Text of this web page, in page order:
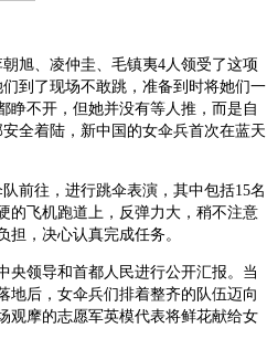
旭、凌仲圭、毛镇夷4人领受了这项
到了现场不敢跳，准备到时将她们一
睁不开，但她并没有等人推，而是自
全着陆，新中国的女伞兵首次在蓝天
前往，进行跳伞表演，其中包括15名
的飞机跑道上，反弹力大，稍不注意
，决心认真完成任务。
央领导和首都人民进行公开汇报。当
地后，女伞兵们排着整齐的队伍迈向
观摩的志愿军英模代表将鲜花献给女